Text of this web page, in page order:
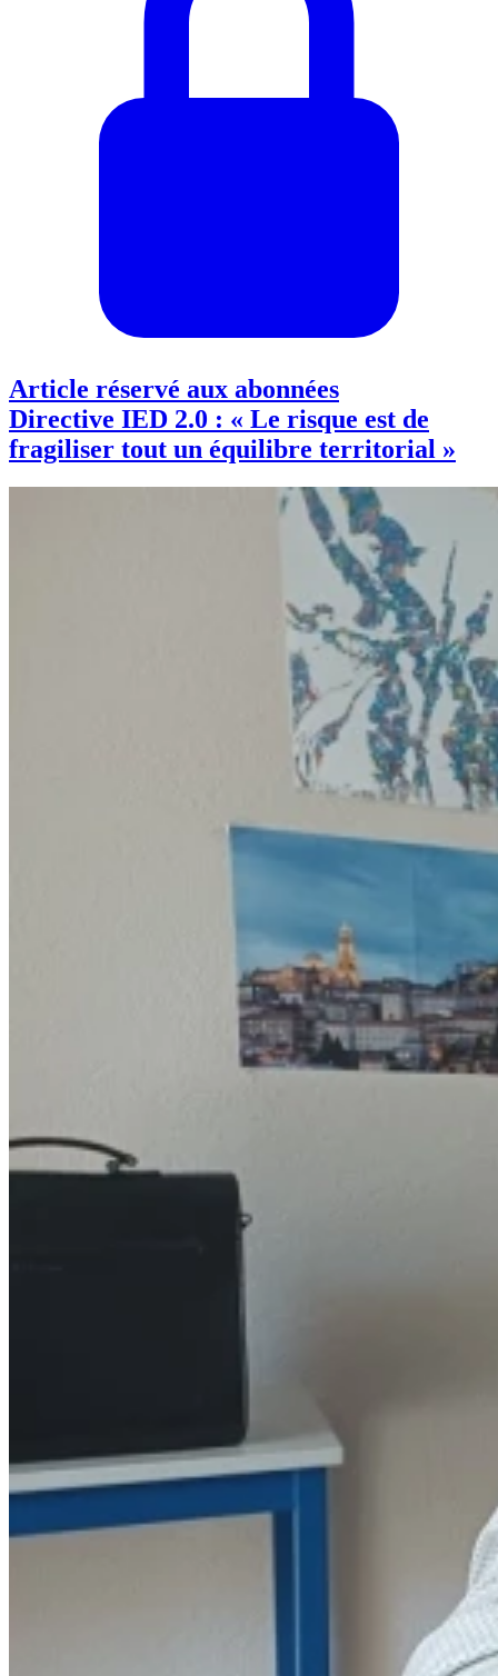
Article réservé aux abonnées
Directive IED 2.0 : « Le risque est de
fragiliser tout un équilibre territorial »